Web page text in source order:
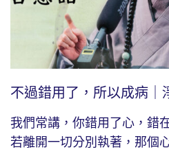
不過錯用了，所以成病｜
我們常講，你錯用了心，錯
若離開一切分別執著，那